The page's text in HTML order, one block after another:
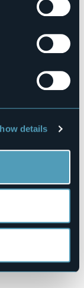
details
pubblico di via
Via del Marmo,
con il gruppo
e dal
di arrivo di
Duomo di
entro le